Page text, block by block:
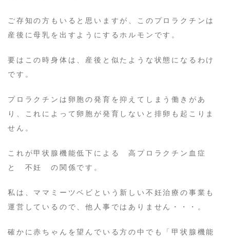
ご存知の方もいると思いますが、このプロラクチンは
産後に母乳を出すようにするホルモンです。
要はこの時身体は、産後と似たような状態になるわけ
です。
プロラクチンは卵胞の発育を抑えてしまう働きがあ
り、これによって卵胞が発育しないと排卵も起こりま
せん。
これが甲状腺機能低下による 高プロラクチン血症
と 不妊 の関係です。
私は、ママミーツベビという新しい不妊治療の事業も
運営しているので、他人事ではありません・・・。
確かに赤ちゃんを望んでいる方の中でも「甲状腺機能